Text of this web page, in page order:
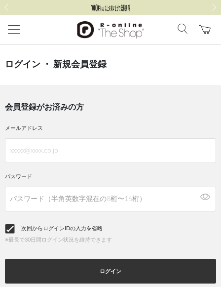
ログイン ・ 新規会員登録
会員登録がお済みの方
メールアドレス
パスワード
次回からログインIDの入力を省略
※最長で30日間ログイン状況を維持できます
ログイン